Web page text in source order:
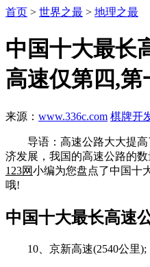
首页 > 世界之最 > 地理之最
中国十大最长
高速仅第四,第
来源： www.336c.com 棋牌开
导语：高速公路大大提高
济发展，我国的高速公路的
123网小编为您盘点了中国十
哦!
中国十大最长高速
10、京新高速(2540公里);